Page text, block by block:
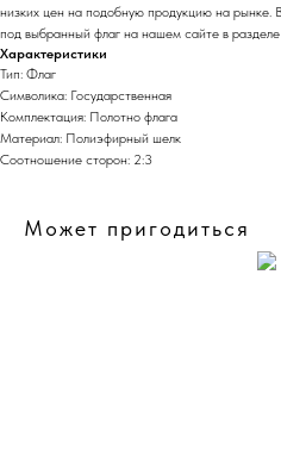
низких цен на подобную продукцию на рынке.
под выбранный флаг на нашем сайте в
Характеристики
Тип: Флаг
Символика: Государственная
Комплектация: Полотно флага
Материал: Полиэфирный шелк
Соотношение сторон: 2:3
Может пригодиться